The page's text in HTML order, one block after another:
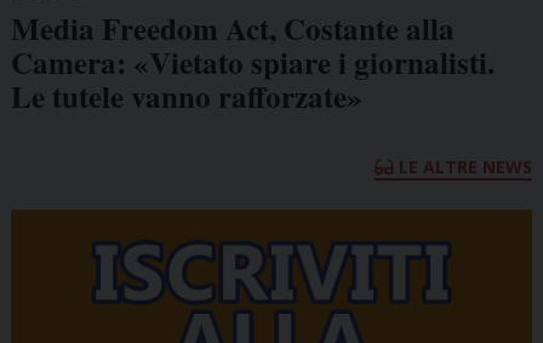
Media Freedom Act, Costante alla
Camera: «Vietato spiare i giornalisti.
Le tutele vanno rafforzate»
LE ALTRE NEWS